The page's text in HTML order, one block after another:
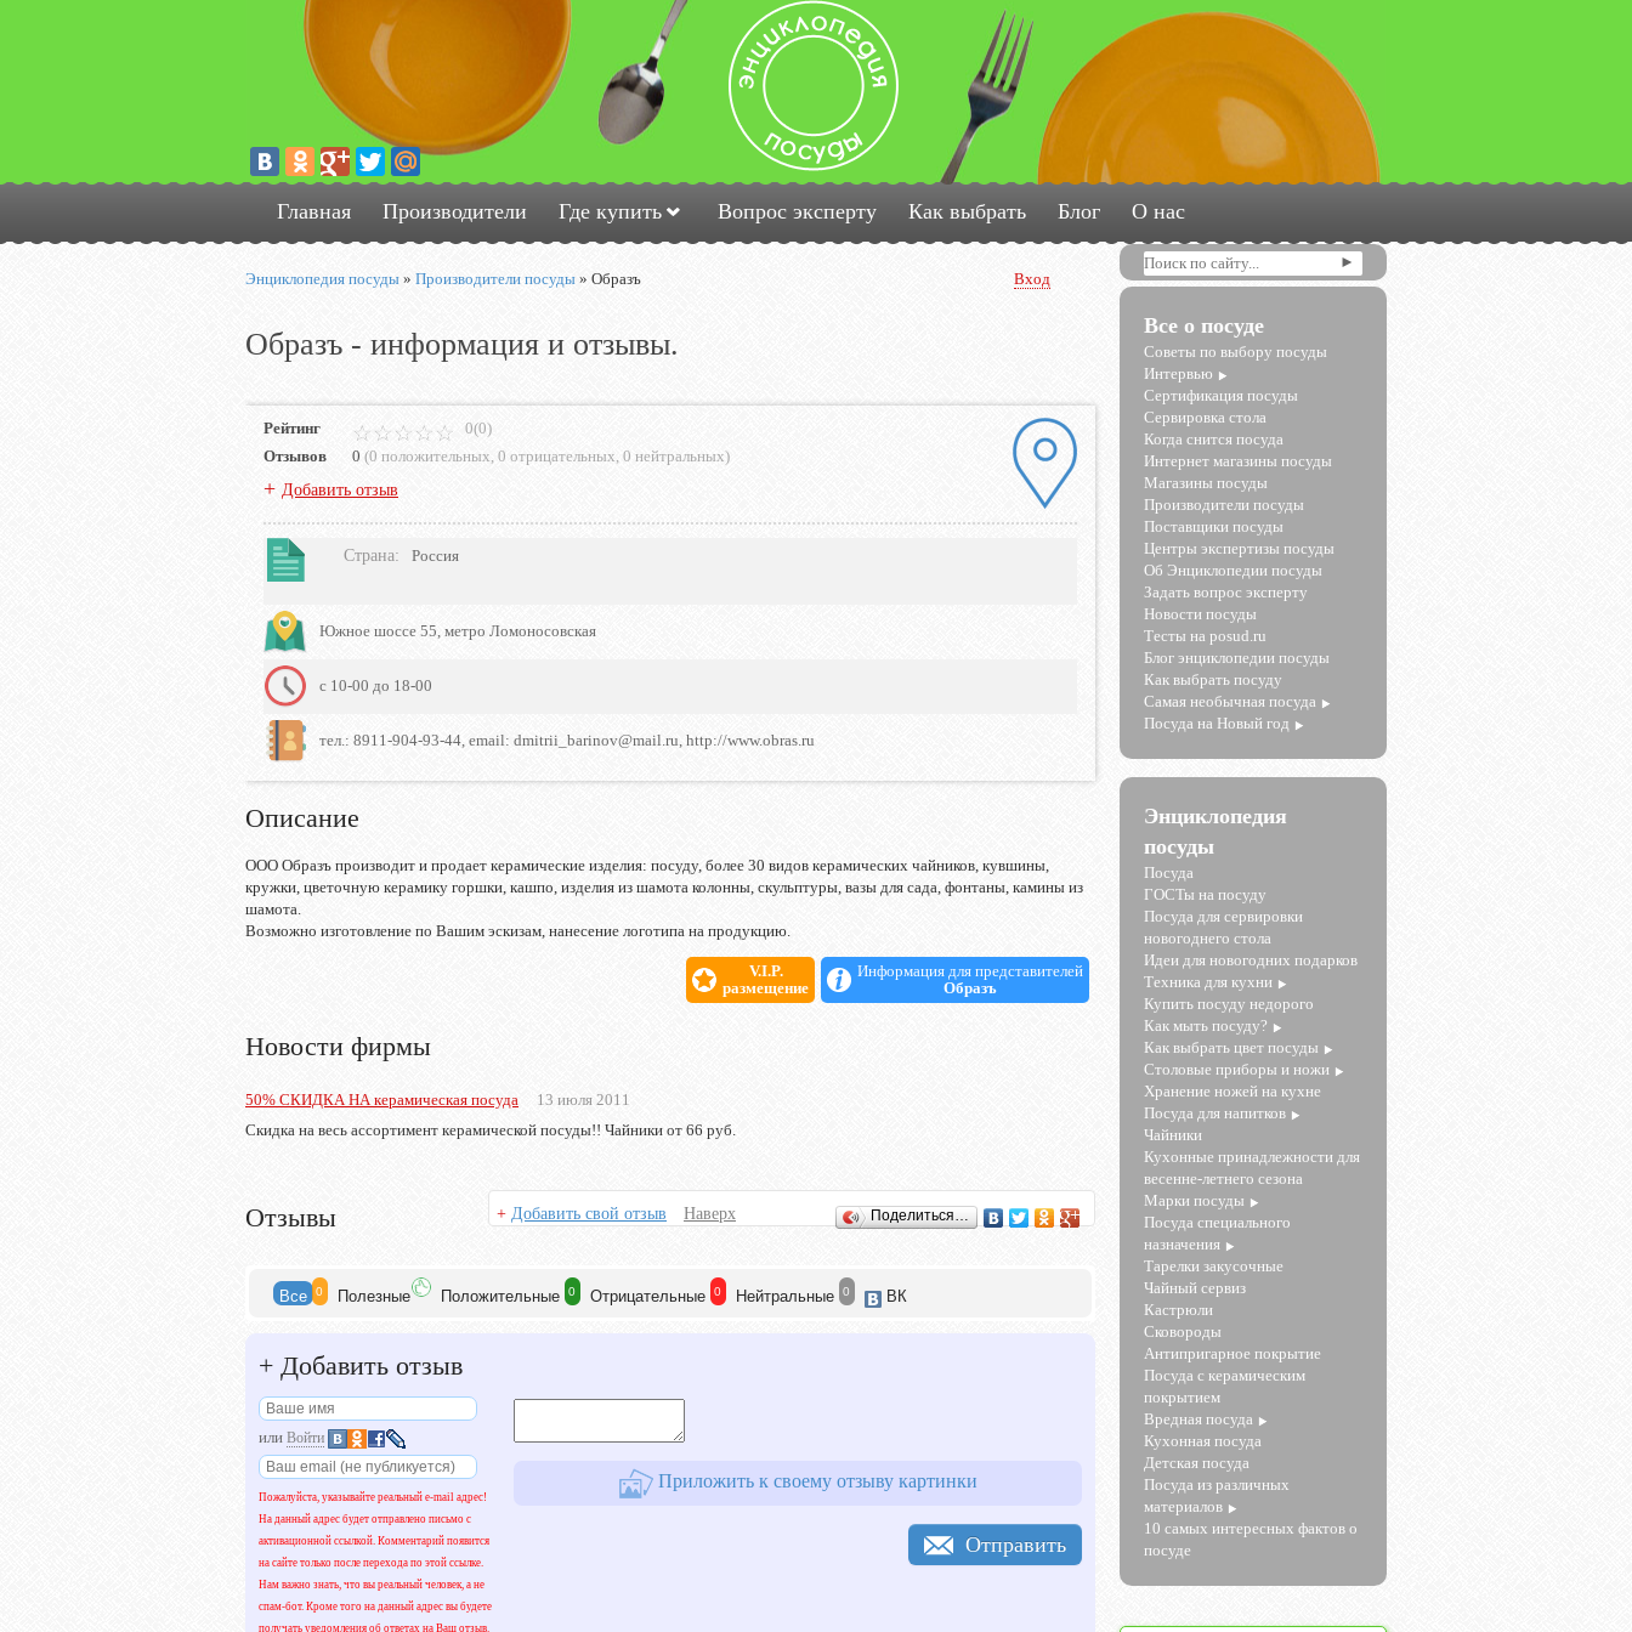
Главная Производители Где купить Вопрос эксперту Как выбрать Блог О нас
Энциклопедия посуды » Производители посуды » Образъ Вход
Образъ - информация и отзывы.
Рейтинг
0(0)
Отзывов
0 (0 положительных 0 отрицательных 0 нейтральных)
+ Добавить отзыв
Страна: Россия
Южное шоссе 55, метро Ломоносовская
c 10-00 до 18-00
тел.: 8911-904-93-44, email: dmitrii_barinov@mail.ru, http://www.obras.ru
Описание
ООО Образъ производит и продает керамические изделия: посуду, более 30 видов керамических чайников, кувшины,
кружки, цветочную керамику горшки, кашпо, изделия из шамота колонны, скульптуры, вазы для сада, фонтаны, камины из
шамота.
Возможно изготовление по Вашим эскизам, нанесение логотипа на продукцию.
V.I.P.
размещение
Информация для представителей
Образъ
Новости фирмы
50% СКИДКА НА керамическая посуда
13 июля 2011
Скидка на весь ассортимент керамической посуды!! Чайники от 66 руб.
Отзывы + Добавить свой отзыв Наверх Поделиться…
Все 0 Полезные Положительные 0 Отрицательные 0 Нейтральные 0 ВК
+ Добавить отзыв
или Войти
Пожалуйста, указывайте реальный e-mail адрес!
На данный адрес будет отправлено письмо с
активационной ссылкой. Комментарий появится
на сайте только после перехода по этой ссылке.
Нам важно знать, что вы реальный человек, а не
спам-бот. Кроме того на данный адрес вы будете
получать уведомления об ответах на Ваш отзыв.
Приложить к своему отзыву картинки
Отправить
Все о посуде
Советы по выбору посуды
Интервью
Сертификация посуды
Сервировка стола
Когда снится посуда
Интернет магазины посуды
Магазины посуды
Производители посуды
Поставщики посуды
Центры экспертизы посуды
Об Энциклопедии посуды
Задать вопрос эксперту
Новости посуды
Тесты на posud.ru
Блог энциклопедии посуды
Как выбрать посуду
Самая необычная посуда
Посуда на Новый год
Энциклопедия
посуды
Посуда
ГОСТы на посуду
Посуда для сервировки
новогоднего стола
Идеи для новогодних подарков
Техника для кухни
Купить посуду недорого
Как мыть посуду?
Как выбрать цвет посуды
Столовые приборы и ножи
Хранение ножей на кухне
Посуда для напитков
Чайники
Кухонные принадлежности для
весенне-летнего сезона
Марки посуды
Посуда специального
назначения
Тарелки закусочные
Чайный сервиз
Кастрюли
Сковороды
Антипригарное покрытие
Посуда с керамическим
покрытием
Вредная посуда
Кухонная посуда
Детская посуда
Посуда из различных
материалов
10 самых интересных фактов о
посуде